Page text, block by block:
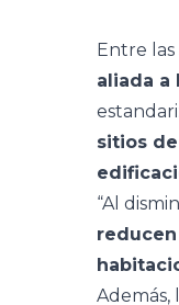
Entre
aliada a
sitios
“Al
Además,